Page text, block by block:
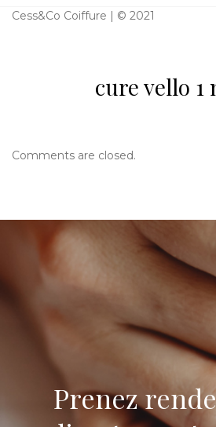
Cess&Co Coiffure | © 2021
cure vello 1
Comments are closed.
Prenez